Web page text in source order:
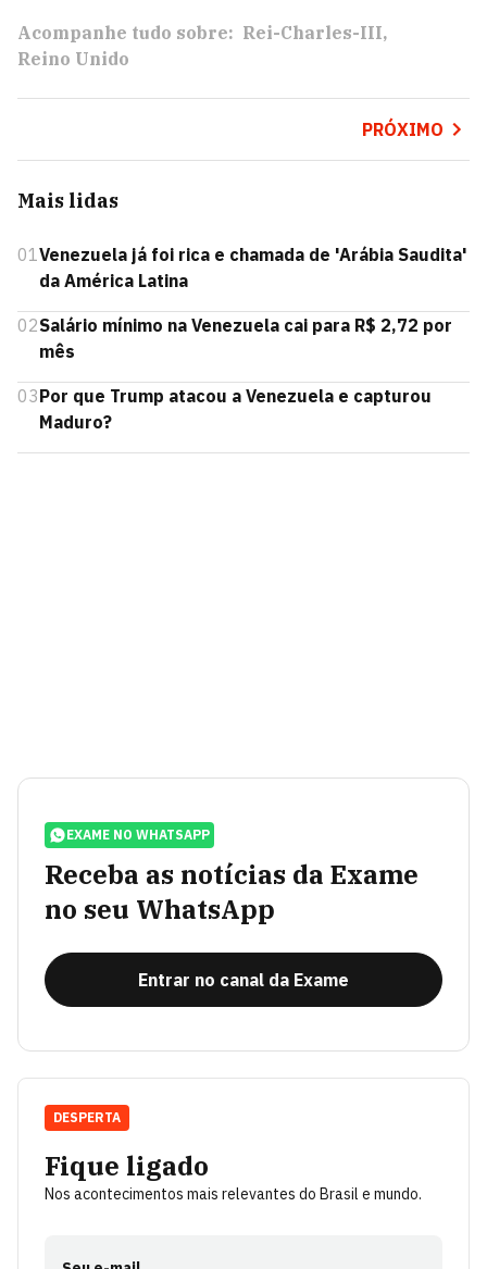
Acompanhe tudo sobre: Rei-Charles-III
Reino Unido
PRÓXIMO
Mais lidas
01Venezuela já foi rica e chamada de 'Arábia Saudita'
da América Latina
02Salário mínimo na Venezuela cai para R$ 2,72 por
mês
03Por que Trump atacou a Venezuela e capturou
Maduro?
EXAME NO WHATSAPP
Receba as notícias da Exame
no seu WhatsApp
Entrar no canal da Exame
Fique ligado
Nos acontecimentos mais relevantes do Brasil e mundo.
DESPERTA